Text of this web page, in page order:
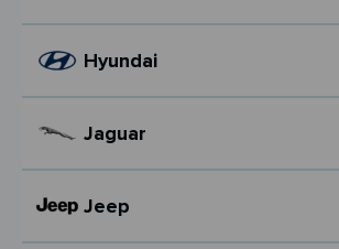
Hyundai
Jaguar
Jeep